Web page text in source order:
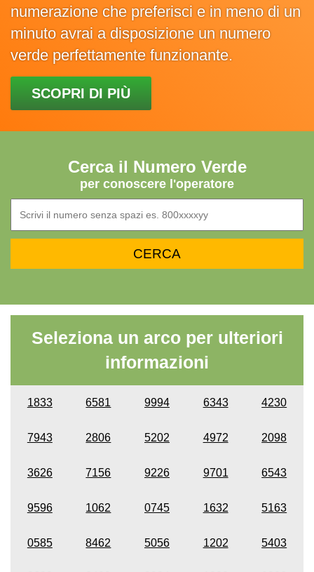
numerazione che preferisci e in meno di un
minuto avrai a disposizione un numero
verde perfettamente funzionante.
SCOPRI DI PIÙ
Cerca il Numero Verde
per conoscere l'operatore
Seleziona un arco per ulteriori
informazioni
1833 6581 9994 6343 4230
7943 2806 5202 4972 2098
3626 7156 9226 9701 6543
9596 1062 0745 1632 5163
0585 8462 5056 1202 5403